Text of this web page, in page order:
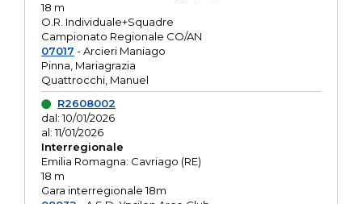
18 m
O.R. Individuale+Squadre
Campionato Regionale CO/AN
07017 - Arcieri Maniago
Pinna, Mariagrazia
Quattrocchi, Manuel
R2608002
dal: 10/01/2026
al: 11/01/2026
Interregionale
Emilia Romagna: Cavriago (RE)
18 m
Gara interregionale 18m